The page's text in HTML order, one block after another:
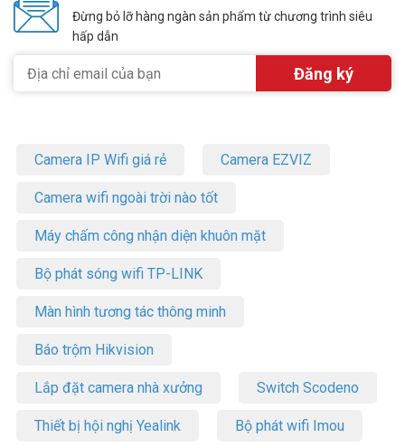
Đừng bỏ lỡ hàng ngàn sản phẩm từ chương trình siêu
hấp dẫn
Camera IP Wifi giá rẻ Camera EZVIZ
Camera wifi ngoài trời nào tốt
Máy chấm công nhận diện khuôn mặt
Bộ phát sóng wifi TP-LINK
Màn hình tương tác thông minh
Báo trộm Hikvision
Lắp đặt camera nhà xưởng Switch Scodeno
Thiết bị hội nghị Yealink Bộ phát wifi Imou